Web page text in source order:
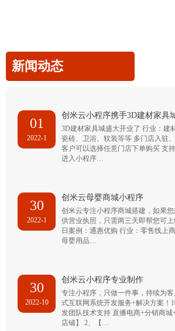
新闻动态
01
2022-1
创米云小程序携手3D建材家具
3D建材家具城盛大开业了 行业：建
瓷砖、卫浴、软装等等 多门店入驻
客户可以选择任意门店下单购买 支
进入小程序…
30
2022-1
创米云母婴商城小程序
创米云专注小程序商城搭建，如果
供营业执照，只需两三天即帮您可
日案例：通惠优购 行业：零售线上
母婴用品…
30
2022-10
创米云小程序专业制作
专注小程序，只做一件事，持续为
式互联网系统开发服务+解决方案！
发团队技术支持 直播电商+分销商
店铺】 2、【…